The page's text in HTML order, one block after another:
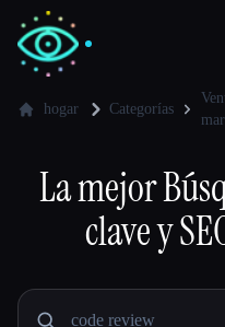
Desarrolladores
🎓 Estudiantes
hogar Categorías
La mejor
clave y